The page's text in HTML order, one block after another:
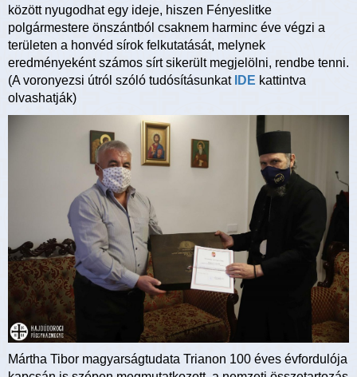
között nyugodhat egy ideje, hiszen Fényeslitke
polgármestere önszántból csaknem harminc éve végzi a
területen a honvéd sírok felkutatását, melynek
eredményeként számos sírt sikerült megjelölni, rendbe tenni.
(A voronyezsi útról szóló tudósításunkat
IDE kattintva
olvashatják)
Mártha Tibor magyarságtudata Trianon 100 éves évfordulója